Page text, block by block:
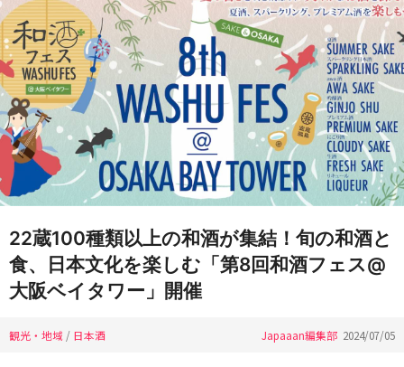
22蔵100種類以上の和酒が集結！旬の和酒と
食、日本文化を楽しむ「第8回和酒フェス@
大阪ベイタワー」開催
観光・地域 / 日本酒 Japaaan編集部 2024/07/05